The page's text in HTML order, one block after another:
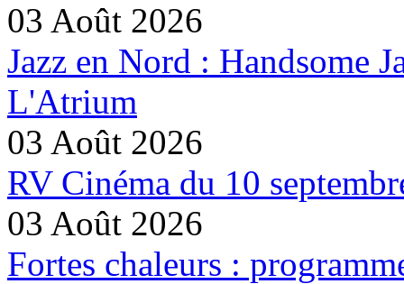
03 Août 2026
Jazz en Nord : Handsome
L'Atrium
03 Août 2026
RV Cinéma du 10
03 Août 2026
Fortes chaleurs :